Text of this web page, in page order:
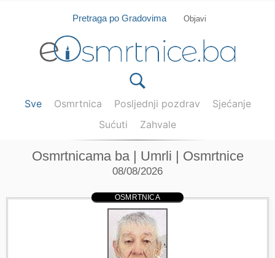
Isprobajte našu Android i IOS aplikaciju
Pretraga po Gradovima Objavi
Sve Osmrtnica Posljednji pozdrav
Sjećanje
Sućuti
Zahvale
Osmrtnicama ba | Umrli | Osmrtnice
08/08/2026
OSMRTNICA